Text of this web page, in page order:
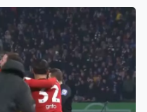
班霸換邊後找到機會，阿
射，61分鐘打開缺口。
只得一勝，艾薩德要保
球都跟阿菲夫有關，送
入，艾薩德89分鐘奠定
8，下輪對伊蒂哈德，篤